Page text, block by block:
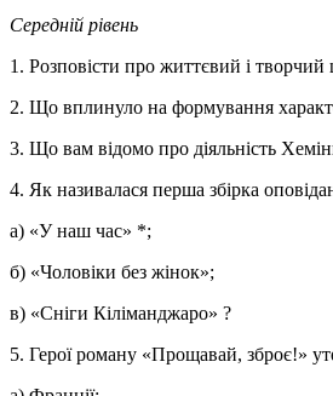
Середній рівень
1. Розповісти про життєвий і
2. Що вплинуло на формування
3. Що вам відомо про діяльність
4. Як називалася перша збірка
а) «У наш час» *;
б) «Чоловіки без жінок»;
в) «Сніги Кіліманджаро» ?
5. Герої роману «Прощавай, зброє!»